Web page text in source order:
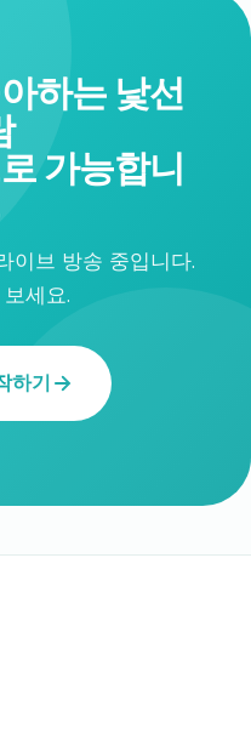
하는 낯선
가능합니
이브 방송 중입니다.
세요.
하기